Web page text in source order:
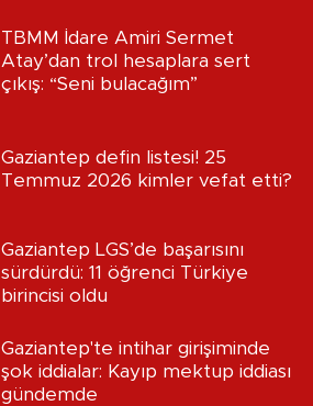
TBMM İdare Amiri Sermet
Atay’dan trol hesaplara sert
çıkış: “Seni bulacağım”
Gaziantep defin listesi! 25
Temmuz 2026 kimler vefat etti?
Gaziantep LGS’de başarısını
sürdürdü: 11 öğrenci Türkiye
birincisi oldu
Gaziantep'te intihar girişiminde
şok iddialar: Kayıp mektup iddiası
gündemde